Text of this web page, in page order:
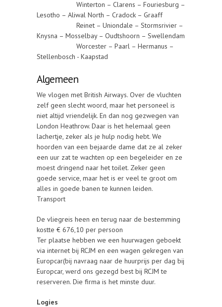
Winterton – Clarens – Fouriesburg –
Lesotho – Aliwal North – Cradock – Graaff
Reinet – Uniondale – Stormsrivier –
Knysna – Mosselbay – Oudtshoorn – Swellendam
Worcester – Paarl – Hermanus –
Stellenbosch - Kaapstad
Algemeen
We vlogen met British Airways. Over de vluchten
zelf geen slecht woord, maar het personeel is
niet altijd vriendelijk. En dan nog gezwegen van
London Heathrow. Daar is het helemaal geen
lachertje, zeker als je hulp nodig hebt. We
hoorden van een bejaarde dame dat ze al zeker
een uur zat te wachten op een begeleider en ze
moest dringend naar het toilet. Zeker geen
goede service, maar het is er veel te groot om
alles in goede banen te kunnen leiden.
Transport
De vliegreis heen en terug naar de bestemming
kostte € 676,10 per persoon
Ter plaatse hebben we een huurwagen geboekt
via internet bij RCJM en een wagen gekregen van
Europcar(bij navraag naar de huurprijs per dag bij
Europcar, werd ons gezegd best bij RCJM te
reserveren. Die firma is het minste duur.
Logies